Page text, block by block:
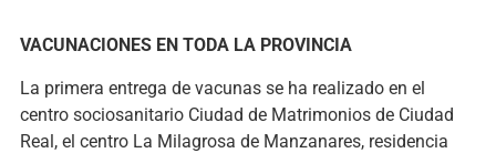
VACUNACIONES EN TODA LA PROVINCIA
La primera entrega de vacunas se ha realizado en el
centro sociosanitario Ciudad de Matrimonios de Ciudad
Real, el centro La Milagrosa de Manzanares, residencia